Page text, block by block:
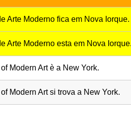
Arte Moderno fica em Nova Iorque.
Arte Moderno esta em Nova Iorque.
of Modern Art è a New York.
of Modern Art si trova a New York.